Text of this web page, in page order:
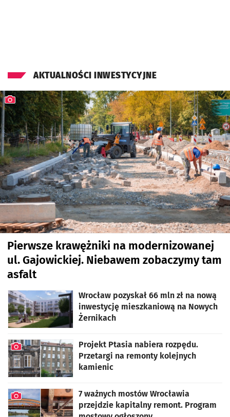
AKTUALNOŚCI INWESTYCYJNE
Pierwsze krawężniki na modernizowanej
ul. Gajowickiej. Niebawem zobaczymy tam
asfalt
Wrocław pozyskał 66 mln zł na nową
inwestycję mieszkaniową na Nowych
Żernikach
Projekt Ptasia nabiera rozpędu.
Przetargi na remonty kolejnych
kamienic
7 ważnych mostów Wrocławia
przejdzie kapitalny remont. Program